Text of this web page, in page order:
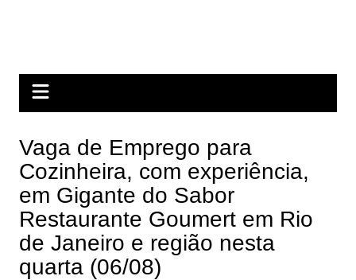
Vaga de Emprego para
Cozinheira, com experiência,
em Gigante do Sabor
Restaurante Goumert em Rio
de Janeiro e região nesta
quarta (06/08)